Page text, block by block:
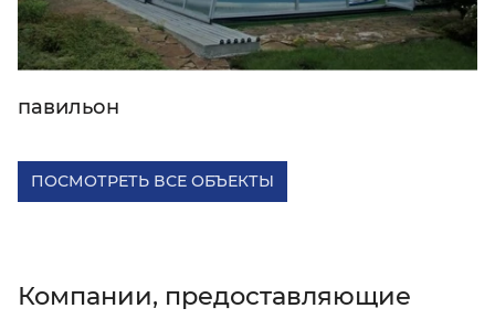
павильон
ПОСМОТРЕТЬ ВСЕ ОБЪЕКТЫ
Компании, предоставляющие